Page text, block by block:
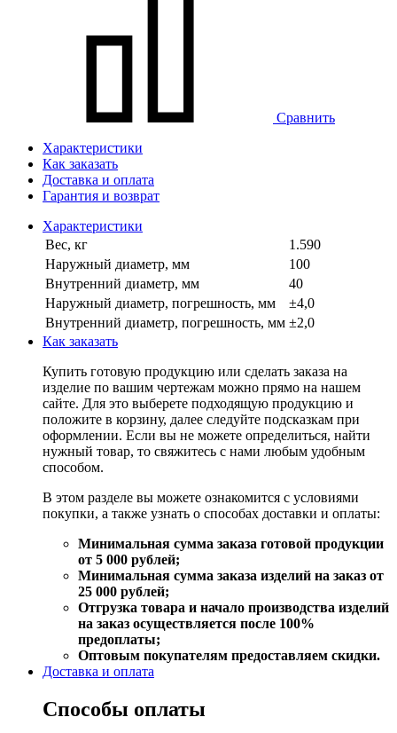
Сравнить
Характеристики
Как заказать
Доставка и оплата
Гарантия и возврат
Характеристики
Вес, кг
1.590
Наружный диаметр, мм
100
Внутренний диаметр, мм
40
Наружный диаметр, погрешность, мм
±4,0
Внутренний диаметр, погрешность, мм ±2,0
Как заказать
Купить готовую продукцию или сделать заказа на
изделие по вашим чертежам можно прямо на нашем
сайте. Для это выберете подходящую продукцию и
положите в корзину, далее следуйте подсказкам при
оформлении. Если вы не можете определиться, найти
нужный товар, то свяжитесь с нами любым удобным
способом.
В этом разделе вы можете ознакомится с условиями
покупки, а также узнать о способах доставки и оплаты:
Минимальная сумма заказа готовой продукции
от 5 000 рублей;
Минимальная сумма заказа изделий на заказ от
25 000 рублей;
Отгрузка товара и начало производства изделий
на заказ осуществляется после 100%
предоплаты;
Оптовым покупателям предоставляем скидки.
Доставка и оплата
Способы оплаты